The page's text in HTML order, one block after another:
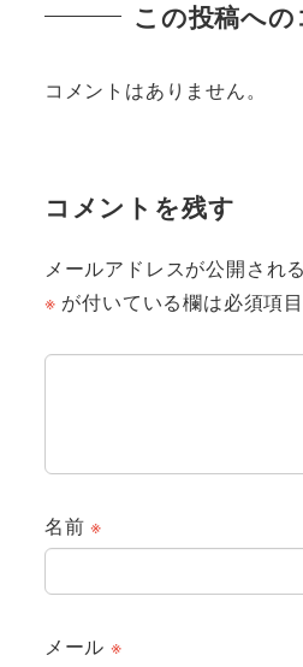
この投稿への
コメントはありません。
コメントを残す
メールアドレスが公開され
※ が付いている欄は必須項
名前※
メール ※